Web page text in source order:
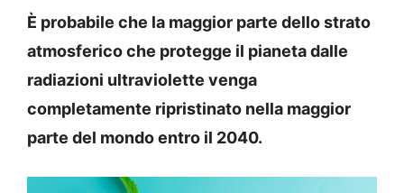
È probabile che la maggior parte dello strato
atmosferico che protegge il pianeta dalle
radiazioni ultraviolette venga
completamente ripristinato nella maggior
parte del mondo entro il 2040.